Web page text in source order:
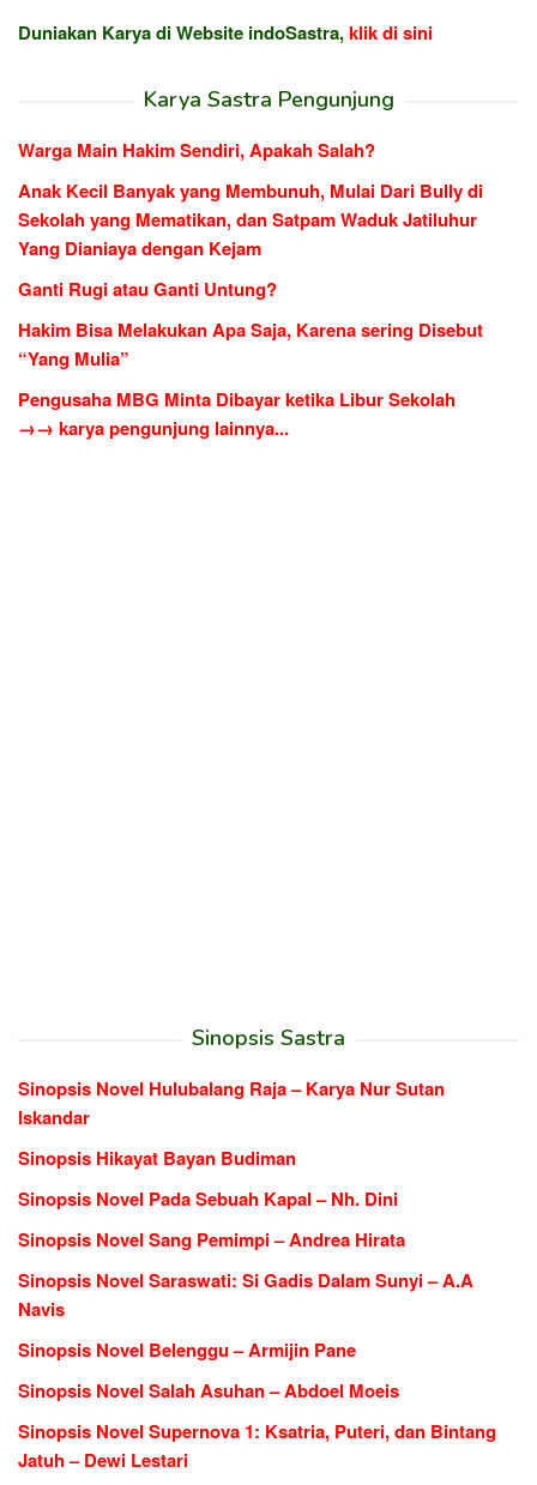
Duniakan Karya di Website indoSastra,klik di sini
Karya Sastra Pengunjung
Warga Main Hakim Sendiri, Apakah Salah?
Anak Kecil Banyak yang Membunuh, Mulai Dari Bully di
Sekolah yang Mematikan, dan Satpam Waduk Jatiluhur
Yang Dianiaya dengan Kejam
Ganti Rugi atau Ganti Untung?
Hakim Bisa Melakukan Apa Saja, Karena sering Disebut
“Yang Mulia”
Pengusaha MBG Minta Dibayar ketika Libur Sekolah
→→ karya pengunjung lainnya...
Sinopsis Sastra
Sinopsis Novel Hulubalang Raja – Karya Nur Sutan
Iskandar
Sinopsis Hikayat Bayan Budiman
Sinopsis Novel Pada Sebuah Kapal – Nh. Dini
Sinopsis Novel Sang Pemimpi – Andrea Hirata
Sinopsis Novel Saraswati: Si Gadis Dalam Sunyi – A.A
Navis
Sinopsis Novel Belenggu – Armijin Pane
Sinopsis Novel Salah Asuhan – Abdoel Moeis
Sinopsis Novel Supernova 1: Ksatria, Puteri, dan Bintang
Jatuh – Dewi Lestari